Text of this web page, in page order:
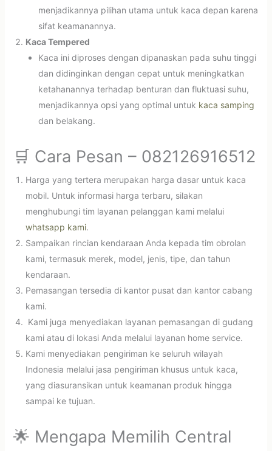
menjadikannya pilihan utama untuk kaca depan karena
sifat keamanannya.
Kaca Tempered
Kaca ini diproses dengan dipanaskan pada suhu tinggi
dan didinginkan dengan cepat untuk meningkatkan
ketahanannya terhadap benturan dan fluktuasi suhu,
menjadikannya opsi yang optimal untuk kaca samping
dan belakang.
🛒 Cara Pesan – 082126916512
Harga yang tertera merupakan harga dasar untuk kaca
mobil. Untuk informasi harga terbaru, silakan
menghubungi tim layanan pelanggan kami melalui
whatsapp kami.
Sampaikan rincian kendaraan Anda kepada tim obrolan
kami, termasuk merek, model, jenis, tipe, dan tahun
kendaraan.
Pemasangan tersedia di kantor pusat dan kantor cabang
kami.
Kami juga menyediakan layanan pemasangan di gudang
kami atau di lokasi Anda melalui layanan home service.
Kami menyediakan pengiriman ke seluruh wilayah
Indonesia melalui jasa pengiriman khusus untuk kaca,
yang diasuransikan untuk keamanan produk hingga
sampai ke tujuan.
🌟 Mengapa Memilih Central